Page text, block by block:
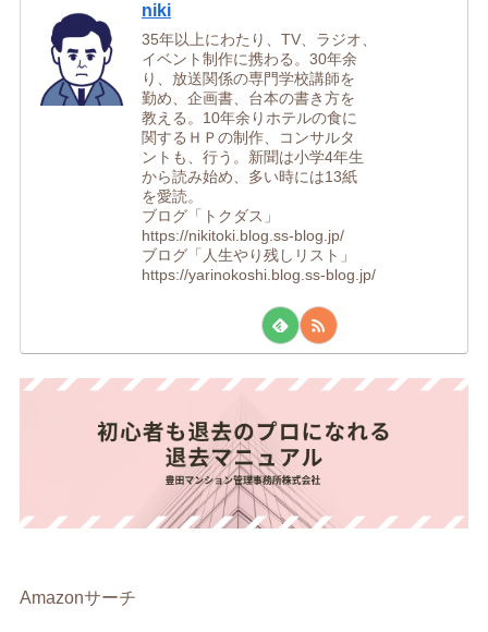
niki
35年以上にわたり、TV、ラジオ、
イベント制作に携わる。30年余
り、放送関係の専門学校講師を
勤め、企画書、台本の書き方を
教える。10年余りホテルの食に
関するＨＰの制作、コンサルタ
ントも、行う。新聞は小学4年生
から読み始め、多い時には13紙
を愛読。
ブログ「トクダス」
https://nikitoki.blog.ss-blog.jp/
ブログ「人生やり残しリスト」
https://yarinokoshi.blog.ss-blog.jp/
Amazonサーチ